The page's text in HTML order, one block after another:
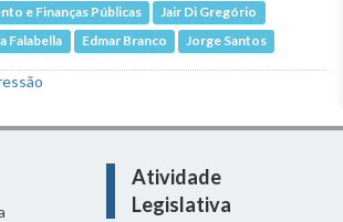
e Finanças Públicas
Jair Di Gregório
Falabella Edmar Branco Jorge Santos
Atividade
Legislativa